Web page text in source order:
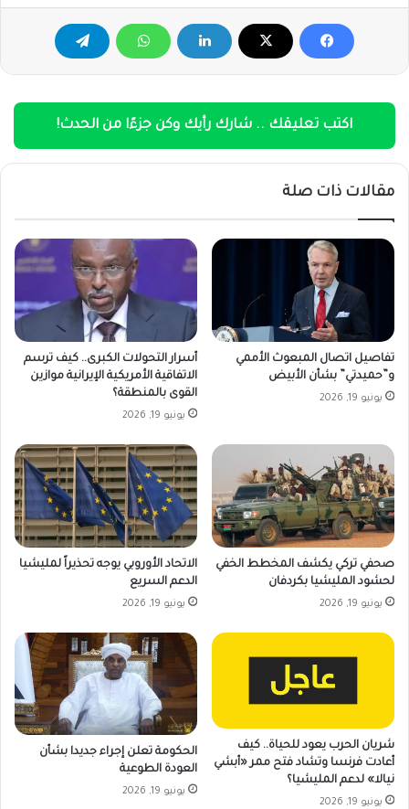
اكتب تعليقك .. شارك رأيك وكن جزءًا من الحدث!
مقالات ذات صلة
تفاصيل اتصال المبعوث الأممي
و”حميدتي” بشأن الأبيض
يونيو 19, 2026
أسرار التحولات الكبرى.. كيف ترسم
الاتفاقية الأمريكية الإيرانية موازين
القوى بالمنطقة؟
يونيو 19, 2026
صحفي تركي يكشف المخطط الخفي
لحشود المليشيا بكردفان
يونيو 19, 2026
الاتحاد الأوروبي يوجه تحذيراً لمليشيا
الدعم السريع
يونيو 19, 2026
شريان الحرب يعود للحياة.. كيف
أعادت فرنسا وتشاد فتح ممر «أبشي
نيالا» لدعم المليشيا؟
يونيو 19, 2026
الحكومة تعلن إجراء جديدا بشأن
العودة الطوعية
يونيو 19, 2026